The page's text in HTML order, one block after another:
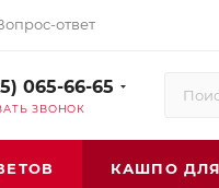
ответ
065-66-65
ЗВОНОК
КАШПО